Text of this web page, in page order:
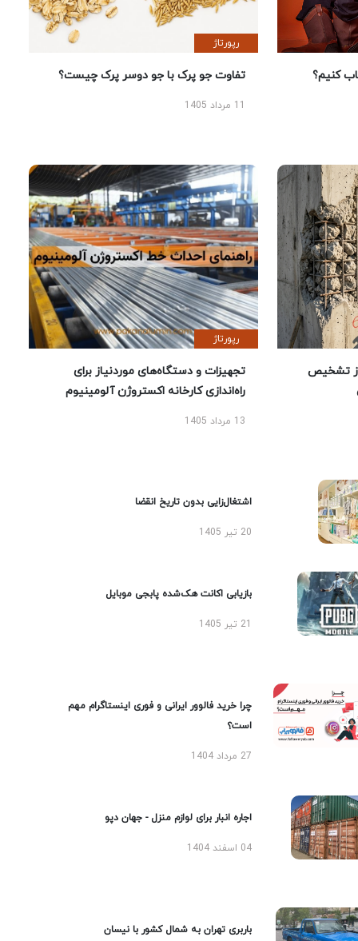
کنیم؟
رپورتاژ
تفاوت جو پرک با جو دوسر پرک چیست؟
تشخیص
رپورتاژ
تجهیزات و دستگاه‌های موردنیاز برای
راه‌اندازی کارخانه اکستروژن آلومینیوم
13 مرداد 1405
اشتغال‌زایی بدون تاریخ انقضا
20 تیر 1405
بازیابی اکانت هک‌شده پابجی موبایل
چرا خرید فالوور ایرانی و فوری اینستاگرام مهم
است؟
27 مرداد 1404
اجاره انبار برای لوازم منزل - جهان دپو
04 اسفند 1404
باربری تهران به شمال کشور با نیسان